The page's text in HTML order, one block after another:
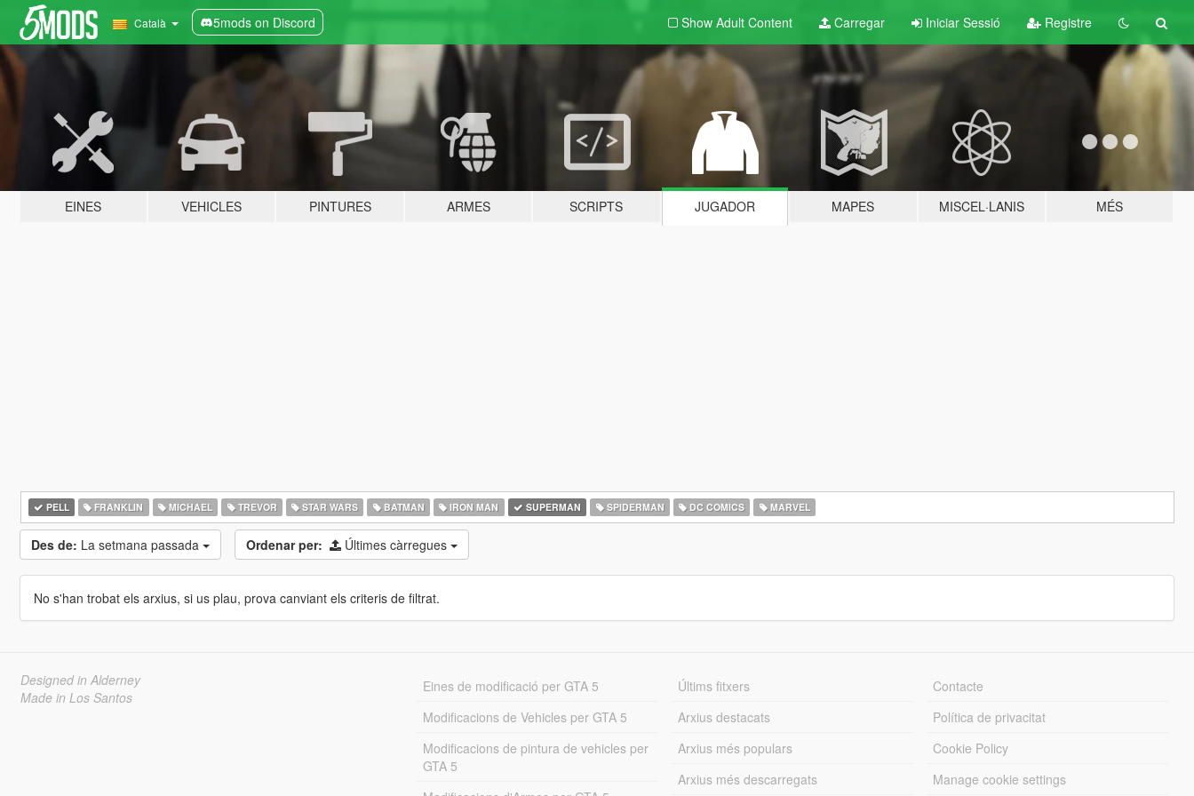
Català 5mods on Discord Show Adult Content Carregar Iniciar Sessió Registre
EINES VEHICLES PINTURES ARMES SCRIPTS JUGADOR MAPES MISCEL·LANIS MÉS
PELL FRANKLIN MICHAEL TREVOR STAR WARS BATMAN IRON MAN SUPERMAN SPIDERMAN DC COMICS MARVEL
Des de: La setmana passada Ordenar per: Últimes càrregues
No s'han trobat els arxius, si us plau, prova canviant els criteris de filtrat.
Designed in Alderney
Made in Los Santos
Eines de modificació per GTA 5
Modificacions de Vehicles per GTA 5
Modificacions de pintura de vehicles per
GTA 5
Últims fitxers
Arxius destacats
Arxius més populars
Arxius més descarregats
Contacte
Política de privacitat
Cookie Policy
Manage cookie settings